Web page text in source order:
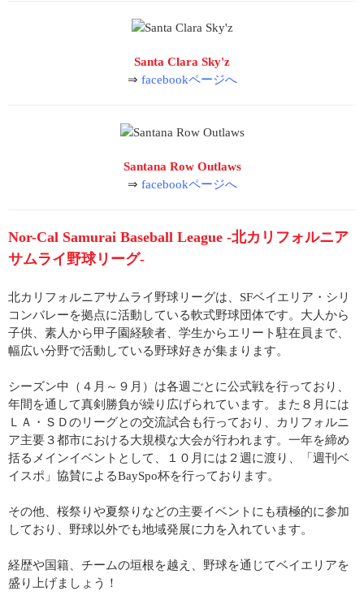
Santa Clara Sky'z
⇒ facebookページへ
Santana Row Outlaws
⇒ facebookページへ
Nor-Cal Samurai Baseball League -北カリフォルニア
サムライ野球リーグ-
北カリフォルニアサムライ野球リーグは、SFベイエリア・シリ
コンバレーを拠点に活動している軟式野球団体です。大人から
子供、素人から甲子園経験者、学生からエリート駐在員まで、
幅広い分野で活動している野球好きが集まります。
シーズン中（４月～９月）は各週ごとに公式戦を行っており、
年間を通して真剣勝負が繰り広げられています。また８月には
ＬＡ・ＳＤのリーグとの交流試合も行っており、カリフォルニ
ア主要３都市における大規模な大会が行われます。一年を締め
括るメインイベントとして、１０月には２週に渡り、「週刊ベ
イスポ」協賛によるBaySpo杯を行っております。
その他、桜祭りや夏祭りなどの主要イベントにも積極的に参加
しており、野球以外でも地域発展に力を入れています。
経歴や国籍、チームの垣根を越え、野球を通じてベイエリアを
盛り上げましょう！